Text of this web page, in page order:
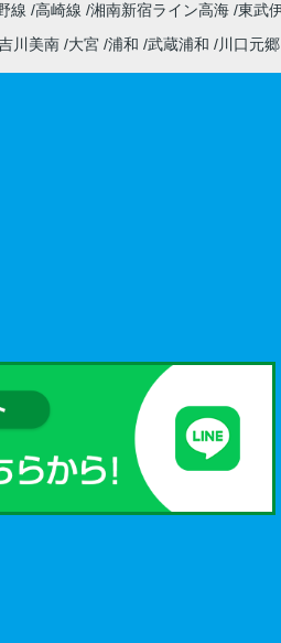
線 高崎線 湘南新宿ライン高海 東武
川美南 大宮 浦和 武蔵浦和 川口元郷